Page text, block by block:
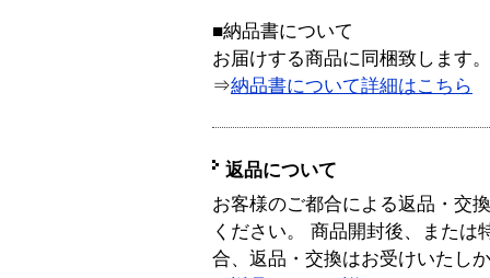
■納品書について
お届けする商品に同梱致します。
⇒納品書について詳細はこちら
返品について
お客様のご都合による返品・交
ください。 商品開封後、または
合、返品・交換はお受けいたし